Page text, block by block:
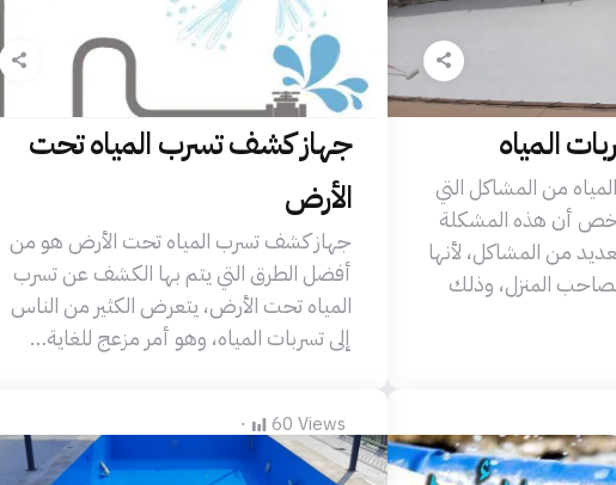
المياه
من المشاكل التي
أن هذه المشكلة
من المشاكل، لأنها
المنزل، وذلك
جهاز كشف تسرب المياه تحت
الأرض
جهاز كشف تسرب المياه تحت الأرض هو من
أفضل الطرق التي يتم بها الكشف عن تسرب
المياه تحت الأرض، يتعرض الكثير من الناس
إلى تسربات المياه، وهو أمر مزعج للغاية…
60 Views